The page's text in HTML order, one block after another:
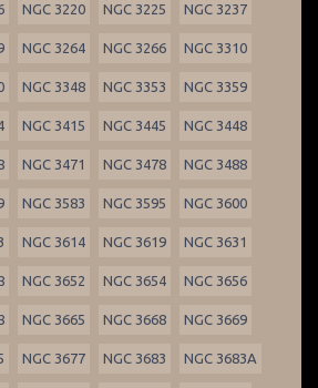
NGC 3220 NGC 3225 NGC 3237
NGC 3264 NGC 3266 NGC 3310
NGC 3348 NGC 3353 NGC 3359
NGC 3415 NGC 3445 NGC 3448
NGC 3471 NGC 3478 NGC 3488
NGC 3583 NGC 3595 NGC 3600
NGC 3614 NGC 3619 NGC 3631
NGC 3652 NGC 3654 NGC 3656
NGC 3665 NGC 3668 NGC 3669
NGC 3677 NGC 3683 NGC 3683A